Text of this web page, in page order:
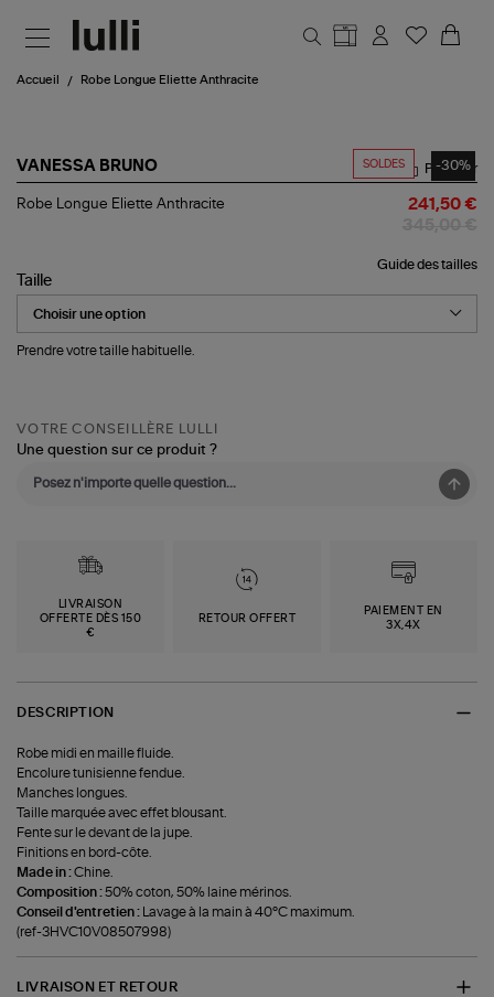
Accueil Robe Longue Eliette Anthracite
SOLDES -30%
VANESSA BRUNO
Robe
Partager
Robe Longue Eliette Anthracite 241,50 €
Guide des tailles
Taille
Prendre votre taille habituelle.
VOTRE CONSEILLÈRE LULLI
Une question sur ce produit ?
LIVRAISON
OFFERTE DÈS 150
€
RETOUR OFFERT
PAIEMENT EN
3X,4X
DESCRIPTION
Robe midi en maille fluide.
Encolure tunisienne fendue.
Manches longues.
Taille marquée avec effet blousant.
Fente sur le devant de la jupe.
Finitions en bord-côte.
Made in :Chine.
Composition :50% coton, 50% laine mérinos.
Conseil d'entretien :
Lavage à la main à 40°C maximum.
(ref-3HVC10V08507998)
LIVRAISON ET RETOUR